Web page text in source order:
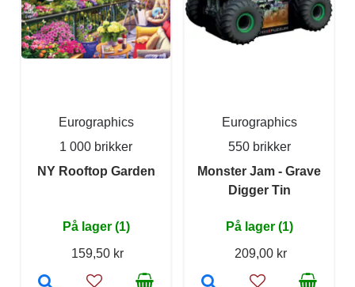
Eurographics
1 000 brikker
NY Rooftop Garden
På lager (1)
159,50 kr
Eurographics
550 brikker
Monster Jam - Grave
Digger Tin
På lager (1)
209,00 kr